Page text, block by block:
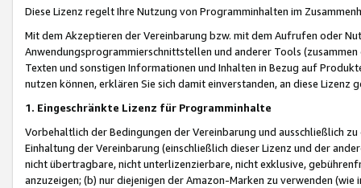
Diese Lizenz regelt Ihre Nutzung von Programminhalten im
Mit dem Akzeptieren der Vereinbarung bzw. mit dem Aufrufen oder
Anwendungsprogrammierschnittstellen und anderer Tools (zusammen
Texten und sonstigen Informationen und Inhalten in Bezug auf
nutzen können, erklären Sie sich damit einverstanden, an diese Lizenz
1. Eingeschränkte Lizenz für Programminhalte
Vorbehaltlich der Bedingungen der Vereinbarung und ausschließlich
Einhaltung der Vereinbarung (einschließlich dieser Lizenz und der
nicht übertragbare, nicht unterlizenzierbare, nicht exklusive,
anzuzeigen; (b) nur diejenigen der Amazon-Marken zu verwenden